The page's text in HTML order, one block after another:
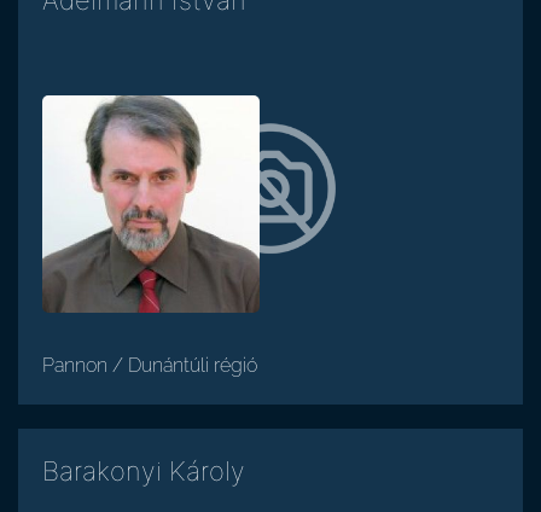
Pannon / Dunántúli régió
Barakonyi Károly